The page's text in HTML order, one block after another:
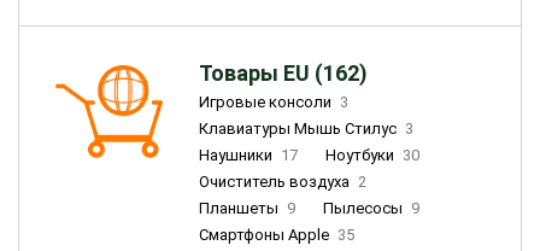
Товары EU (162)
Игровые консоли 3
Клавиатуры Мышь Стилус 3
Наушники 17 Ноутбуки 30
Очиститель воздуха 2
Планшеты 9 Пылесосы 9
Смартфоны Apple 35